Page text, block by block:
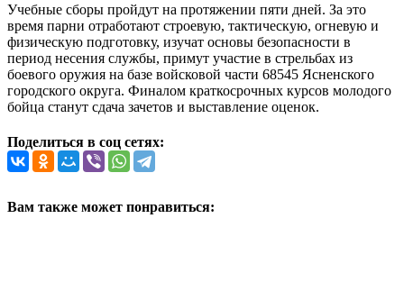
Учебные сборы пройдут на протяжении пяти дней. За это
время парни отработают строевую, тактическую, огневую и
физическую подготовку, изучат основы безопасности в
период несения службы, примут участие в стрельбах из
боевого оружия на базе войсковой части 68545 Ясненского
городского округа. Финалом краткосрочных курсов молодого
бойца станут сдача зачетов и выставление оценок.
Поделиться в соц сетях:
Вам также может понравиться: